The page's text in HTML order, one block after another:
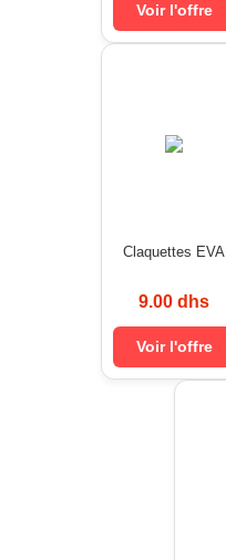
Voir l'offre
Claquettes EVA
9.00 dhs
Voir l'offre